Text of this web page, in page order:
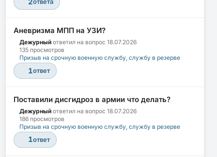
ответа
Аневризма МПП на УЗИ?
Дежурный ответил на вопрос 18.07.2026
135 просмотров
Призыв на срочную военную службу, службу в резерве
1ответ
Поставили дисгидроз в армии что делать?
Дежурный ответил на вопрос 18.07.2026
186 просмотров
Призыв на срочную военную службу, службу в резерве
1ответ